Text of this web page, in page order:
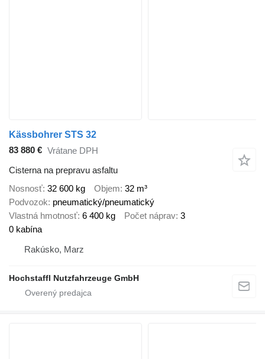
Kässbohrer STS 32
83 880 € Vrátane DPH
Cisterna na prepravu asfaltu
Nosnosť 32 600 kg Objem 32 m³
Podvozok pneumatický/pneumatický
Vlastná hmotnosť 6 400 kg Počet náprav 3
0 kabína
Rakúsko, Marz
Hochstaffl Nutzfahrzeuge GmbH